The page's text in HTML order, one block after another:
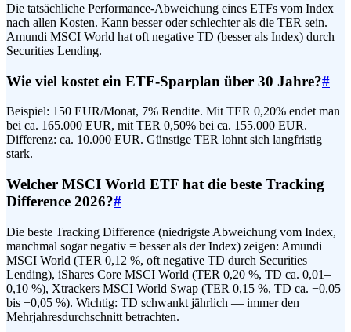
Die tatsächliche Performance-Abweichung eines ETFs vom Index
nach allen Kosten. Kann besser oder schlechter als die TER sein.
Amundi MSCI World hat oft negative TD (besser als Index) durch
Securities Lending.
Wie viel kostet ein ETF-Sparplan über 30 Jahre?#
Beispiel: 150 EUR/Monat, 7% Rendite. Mit TER 0,20% endet man
bei ca. 165.000 EUR, mit TER 0,50% bei ca. 155.000 EUR.
Differenz: ca. 10.000 EUR. Günstige TER lohnt sich langfristig
stark.
Welcher MSCI World ETF hat die beste Tracking
Difference 2026?#
Die beste Tracking Difference (niedrigste Abweichung vom Index,
manchmal sogar negativ = besser als der Index) zeigen: Amundi
MSCI World (TER 0,12 %, oft negative TD durch Securities
Lending), iShares Core MSCI World (TER 0,20 %, TD ca. 0,01–
0,10 %), Xtrackers MSCI World Swap (TER 0,15 %, TD ca. −0,05
bis +0,05 %). Wichtig: TD schwankt jährlich — immer den
Mehrjahresdurchschnitt betrachten.